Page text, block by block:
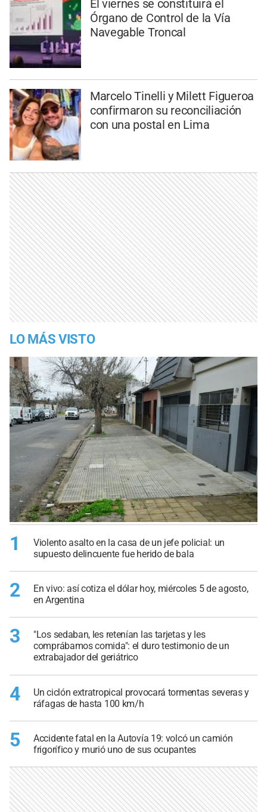
El viernes se constituirá el
Órgano de Control de la Vía
Navegable Troncal
Marcelo Tinelli y Milett Figueroa
confirmaron su reconciliación
con una postal en Lima
LO MÁS VISTO
1
Violento asalto en la casa de un jefe policial: un
supuesto delincuente fue herido de bala
2
En vivo: así cotiza el dólar hoy, miércoles 5 de agosto,
en Argentina
3
"Los sedaban, les retenían las tarjetas y les
comprábamos comida": el duro testimonio de un
extrabajador del geriátrico
4
Un ciclón extratropical provocará tormentas severas y
ráfagas de hasta 100 km/h
5
Accidente fatal en la Autovía 19: volcó un camión
frigorífico y murió uno de sus ocupantes